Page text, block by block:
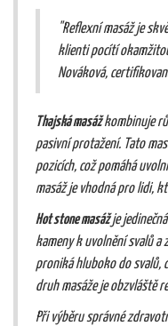
"Reflexní masáž je
klienti pocítí
Nováková,
Thajská masážkombinuje
pasivní protažení. Tato
pozicích, což pomáhá
masáž je vhodná pro lidi,
Hot stone masážje
kameny k uvolnění svalů a
proniká hluboko do svalů,
druh masáže je obzvláště
Při výběru správné